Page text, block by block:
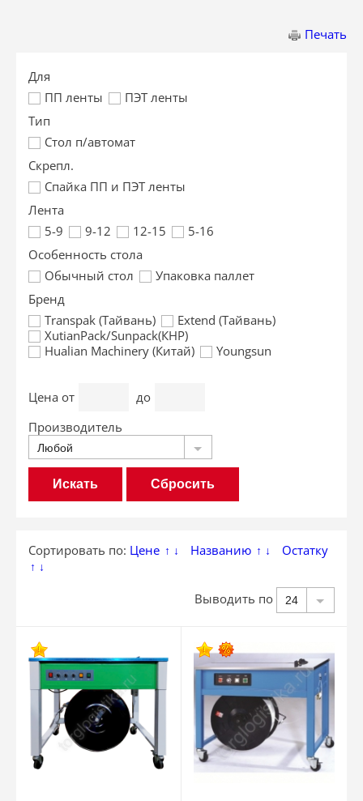
Печать
Для
ПП ленты
ПЭТ ленты
Тип
Стол п/автомат
Скрепл.
Спайка ПП и ПЭТ ленты
Лента
5-9
9-12 12-15
5-16
Особенность стола
Обычный стол
Упаковка паллет
Брeнд
Transpak (Тайвань)
Extend (Тайвань)
XutianPack/Sunpack(КНР)
Hualian Machinery (Китай)
Youngsun
Цена от
до
Производитель
Любой
Сбросить
Сортировать по: Цене ↑ ↓ Названию ↑ ↓ Остатку
↑ ↓
Выводить по 24